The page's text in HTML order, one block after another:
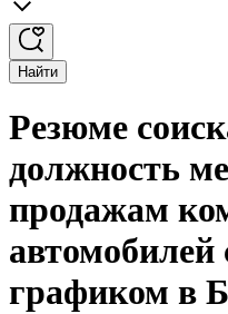
Найти
Резюме
должность
продажам
автомобилей
графиком в